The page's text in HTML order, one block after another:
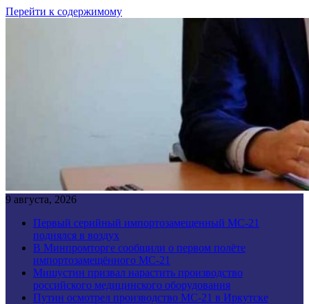
Перейти к содержимому
9 августа, 2026
Первый серийный импортозамещенный МС-21
поднялся в воздух
В Минпромторге сообщили о первом полёте
импортозамещённого МС-21
Мишустин призвал нарастить производство
российского медицинского оборудования
Путин осмотрел производство МС-21 в Иркутске